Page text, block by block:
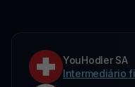
YouHodler SA
Intermediário